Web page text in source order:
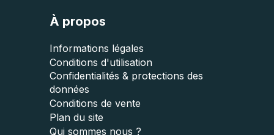
À propos
Informations légales
Conditions d'utilisation
Confidentialités & protections des
données
Conditions de vente
Plan du site
Qui sommes nous ?